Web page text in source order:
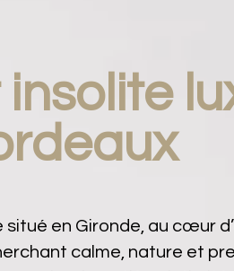
en Gironde, au cœur
calme, nature et